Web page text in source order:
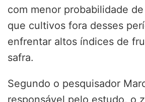
com menor probabilidade
que cultivos fora desses
enfrentar altos índices de
safra.
Segundo o pesquisador
responsável pelo estudo, o